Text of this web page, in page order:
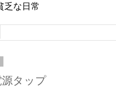
乏な日常
タップ